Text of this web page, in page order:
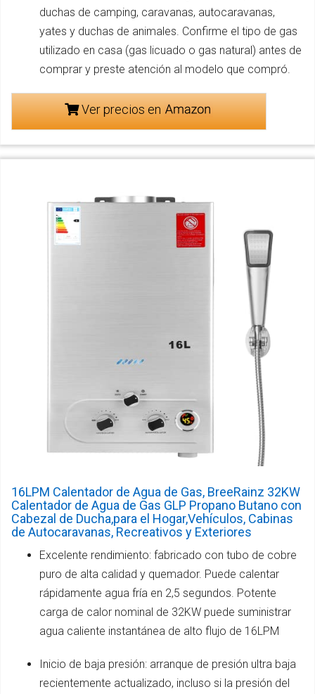
duchas de camping, caravanas, autocaravanas,
yates y duchas de animales. Confirme el tipo de gas
utilizado en casa (gas licuado o gas natural) antes de
comprar y preste atención al modelo que compró.
Ver precios en
16LPM Calentador de Agua de Gas, BreeRainz 32KW
Calentador de Agua de Gas GLP Propano Butano con
Cabezal de Ducha,para el Hogar,Vehículos, Cabinas
de Autocaravanas, Recreativos y Exteriores
Excelente rendimiento: fabricado con tubo de cobre
puro de alta calidad y quemador. Puede calentar
rápidamente agua fría en 2,5 segundos. Potente
carga de calor nominal de 32KW puede suministrar
agua caliente instantánea de alto flujo de 16LPM
Inicio de baja presión: arranque de presión ultra baja
recientemente actualizado, incluso si la presión del